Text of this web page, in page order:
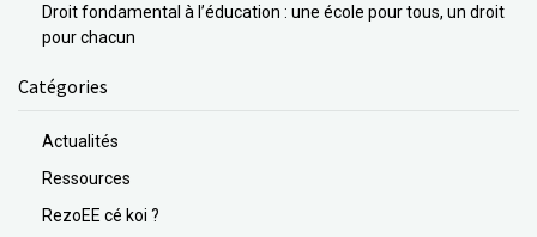
Droit fondamental à l’éducation : une école pour tous, un droit
pour chacun
Catégories
Actualités
Ressources
RezoEE cé koi ?